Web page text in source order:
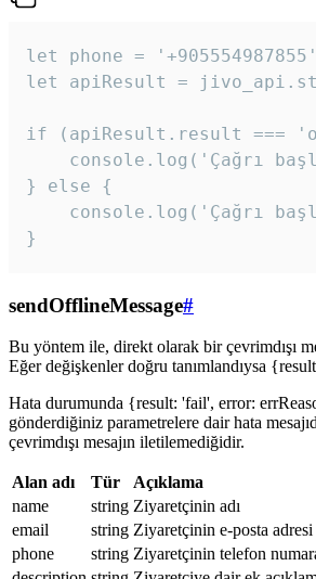
let phone =
let apiResult =
if (apiResult.result ===
console.log('Çağrı
} else {
console.log('Çağrı
}
sendOfflineMessage#
Bu yöntem ile, direkt olarak bir çevrimdışı
Eğer değişkenler doğru tanımlandıysa
Hata durumunda {result: 'fail', error:
gönderdiğiniz parametrelere dair hata
çevrimdışı mesajın iletilemediğidir.
Alan adı Tür
Açıklama
name
string Ziyaretçinin adı
email
string Ziyaretçinin e-posta adresi
phone
string Ziyaretçinin telefon